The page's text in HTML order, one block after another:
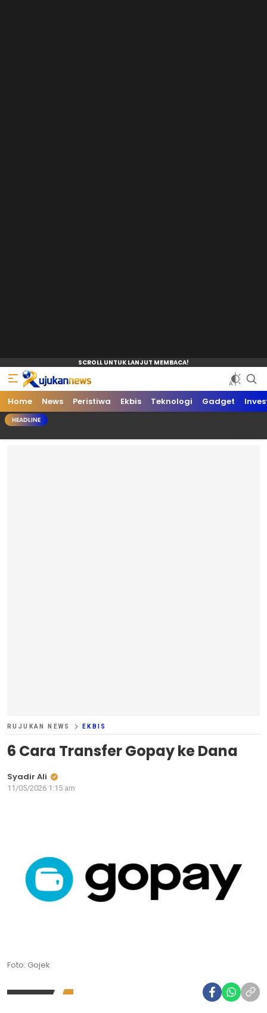
Home News Peristiwa Ekbis Teknologi Gadget
HEADLINE
RUJUKAN NEWS EKBIS
6 Cara Transfer Gopay ke Dana
Syadir Ali
11/05/2026 1:15 am
Foto: Gojek